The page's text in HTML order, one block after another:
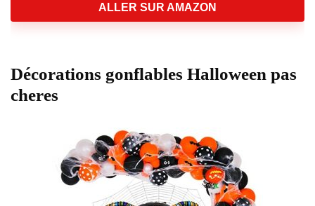
ALLER SUR AMAZON
Décorations gonflables Halloween pas
cheres